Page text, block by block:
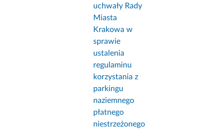
uchwały Rady
Miasta
Krakowa w
sprawie
ustalenia
regulaminu
korzystania z
parkingu
naziemnego
płatnego
niestrzeżonego